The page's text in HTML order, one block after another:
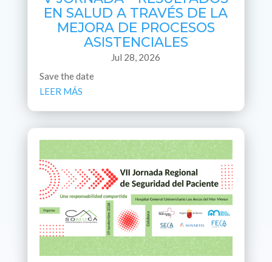
EN SALUD A TRAVÉS DE LA
MEJORA DE PROCESOS
ASISTENCIALES
Jul 28, 2026
Save the date
LEER MÁS